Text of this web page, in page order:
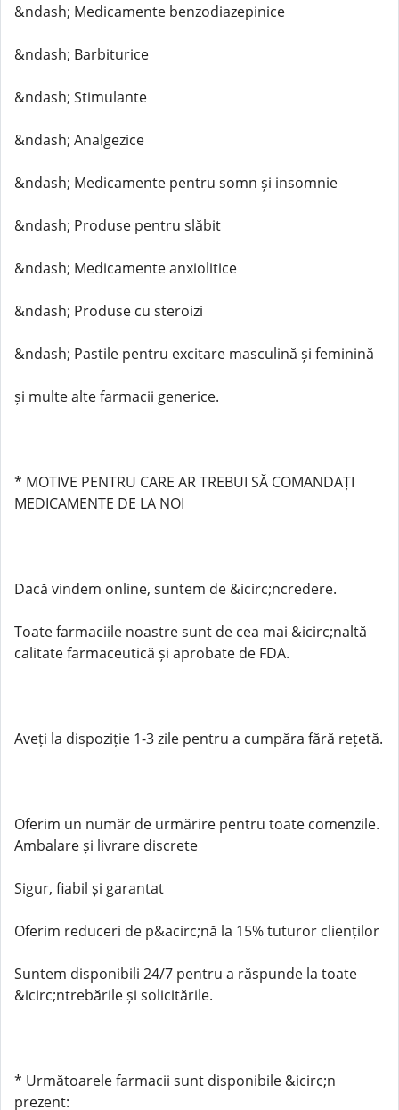
&ndash; Medicamente benzodiazepinice
&ndash; Barbiturice
&ndash; Stimulante
&ndash; Analgezice
&ndash; Medicamente pentru somn și insomnie
&ndash; Produse pentru slăbit
&ndash; Medicamente anxiolitice
&ndash; Produse cu steroizi
&ndash; Pastile pentru excitare masculină și feminină
și multe alte farmacii generice.
* MOTIVE PENTRU CARE AR TREBUI SĂ COMANDAȚI
MEDICAMENTE DE LA NOI
Dacă vindem online, suntem de &icirc;ncredere.
Toate farmaciile noastre sunt de cea mai &icirc;naltă
calitate farmaceutică și aprobate de FDA.
Aveți la dispoziție 1-3 zile pentru a cumpăra fără rețetă.
Oferim un număr de urmărire pentru toate comenzile.
Ambalare și livrare discrete
Sigur, fiabil și garantat
Oferim reduceri de p&acirc;nă la 15% tuturor clienților
Suntem disponibili 24/7 pentru a răspunde la toate
&icirc;ntrebările și solicitările.
* Următoarele farmacii sunt disponibile &icirc;n
prezent: